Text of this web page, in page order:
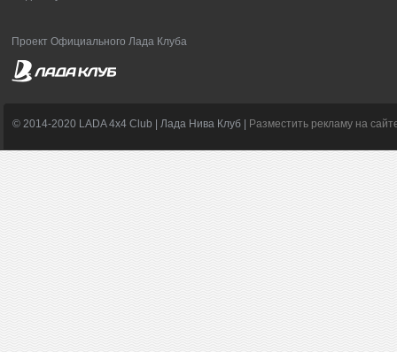
Проект Официального Лада Клуба
© 2014-2020 LADA 4x4 Club | Лада Нива Клуб | Разместить рекламу на